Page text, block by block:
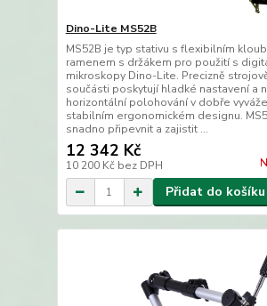
Dino-Lite MS52B
MS52B je typ stativu s flexibilním
ramenem s držákem pro použití s
mikroskopy Dino-Lite. Precizně
součásti poskytují hladké nastavení a
horizontální polohování v dobře
stabilním ergonomickém designu.
snadno připevnit a zajistit ...
12 342 Kč
10 200 Kč bez DPH
Přidat do košíku